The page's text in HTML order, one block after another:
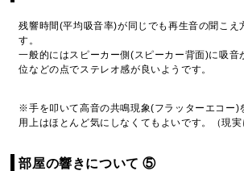
残響時間(平均吸音率)が同じでも再生音の聞こえ
す。
一般的にはスピーカー側(スピーカー背面)に吸音
位などの点でステレオ感が良いようです。
※手を叩いて高音の共鳴現象(フラッターエコー)
用上はほとんど気にしなくてもよいです。（現実
部屋の響きについて ⑤